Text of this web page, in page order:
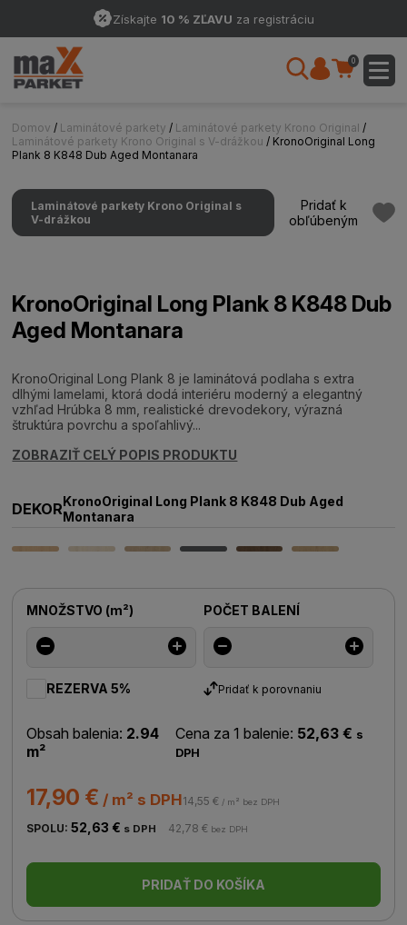
Získajte 10 % ZĽAVU za registráciu
0
Domov / Laminátové parkety / Laminátové parkety Krono Original /
Laminátové parkety Krono Original s V-drážkou / KronoOriginal Long
Plank 8 K848 Dub Aged Montanara
Laminátové parkety Krono Original s
V-drážkou
Pridať k
obľúbeným
KronoOriginal Long Plank 8 K848 Dub
Aged Montanara
KronoOriginal Long Plank 8 je laminátová podlaha s extra
dlhými lamelami, ktorá dodá interiéru moderný a elegantný
vzhľad Hrúbka 8 mm, realistické drevodekory, výrazná
štruktúra povrchu a spoľahlivý...
ZOBRAZIŤ CELÝ POPIS PRODUKTU
DEKORKronoOriginal Long Plank 8 K848 Dub Aged
Montanara
MNOŽSTVO (m²) POČET BALENÍ
REZERVA 5% Pridať k porovnaniu
Obsah balenia: 2.94
m²
Cena za 1 balenie: 52,63 € s
DPH
17,90 € / m² s DPH14,55 € / m² bez DPH
SPOLU:52,63 € s DPH 42,78 € bez DPH
PRIDAŤ DO KOŠÍKA